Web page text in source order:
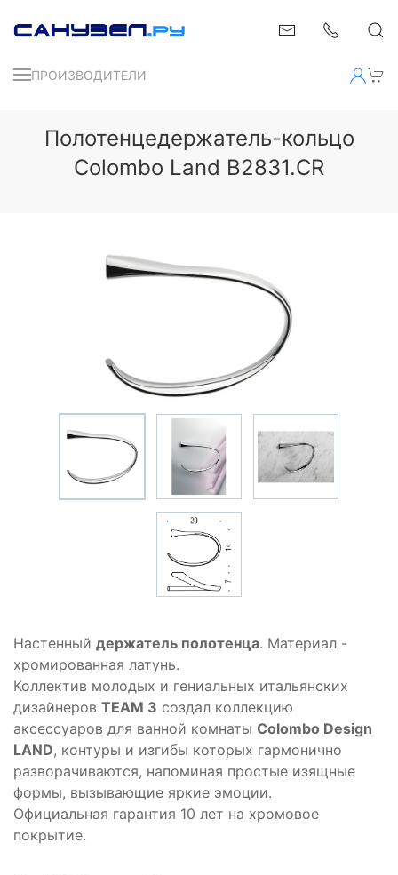
ПРОИЗВОДИТЕЛИ
Полотенцедержатель-кольцо
Colombo Land B2831.CR
Настенный держатель полотенца. Материал -
хромированная латунь.
Коллектив молодых и гениальных итальянских
дизайнеров TEAM 3 создал коллекцию
аксессуаров для ванной комнаты Colombo Design
LAND, контуры и изгибы которых гармонично
разворачиваются, напоминая простые изящные
формы, вызывающие яркие эмоции.
Официальная гарантия 10 лет на хромовое
покрытие.